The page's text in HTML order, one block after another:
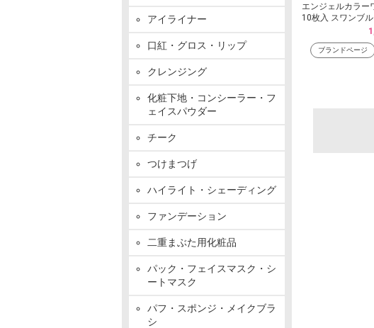
アイライナー
口紅・グロス・リップ
クレンジング
化粧下地・コンシーラー・フ
ェイスパウダー
チーク
つけまつげ
ハイライト・シェーディング
ファンデーション
二重まぶた用化粧品
パック・フェイスマスク・シ
ートマスク
パフ・スポンジ・メイクブラ
シ
エンジェルカラー
10枚入 スワンブ
ブランドページ